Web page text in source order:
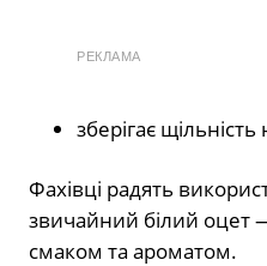
РЕКЛАМА
зберігає щільність
Фахівці радять
звичайний білий оцет
смаком та ароматом.